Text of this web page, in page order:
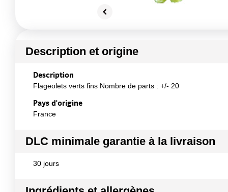
Description et origine
Description
Flageolets verts fins Nombre de parts : +/- 20
Pays d'origine
France
DLC minimale garantie à la livraison
30 jours